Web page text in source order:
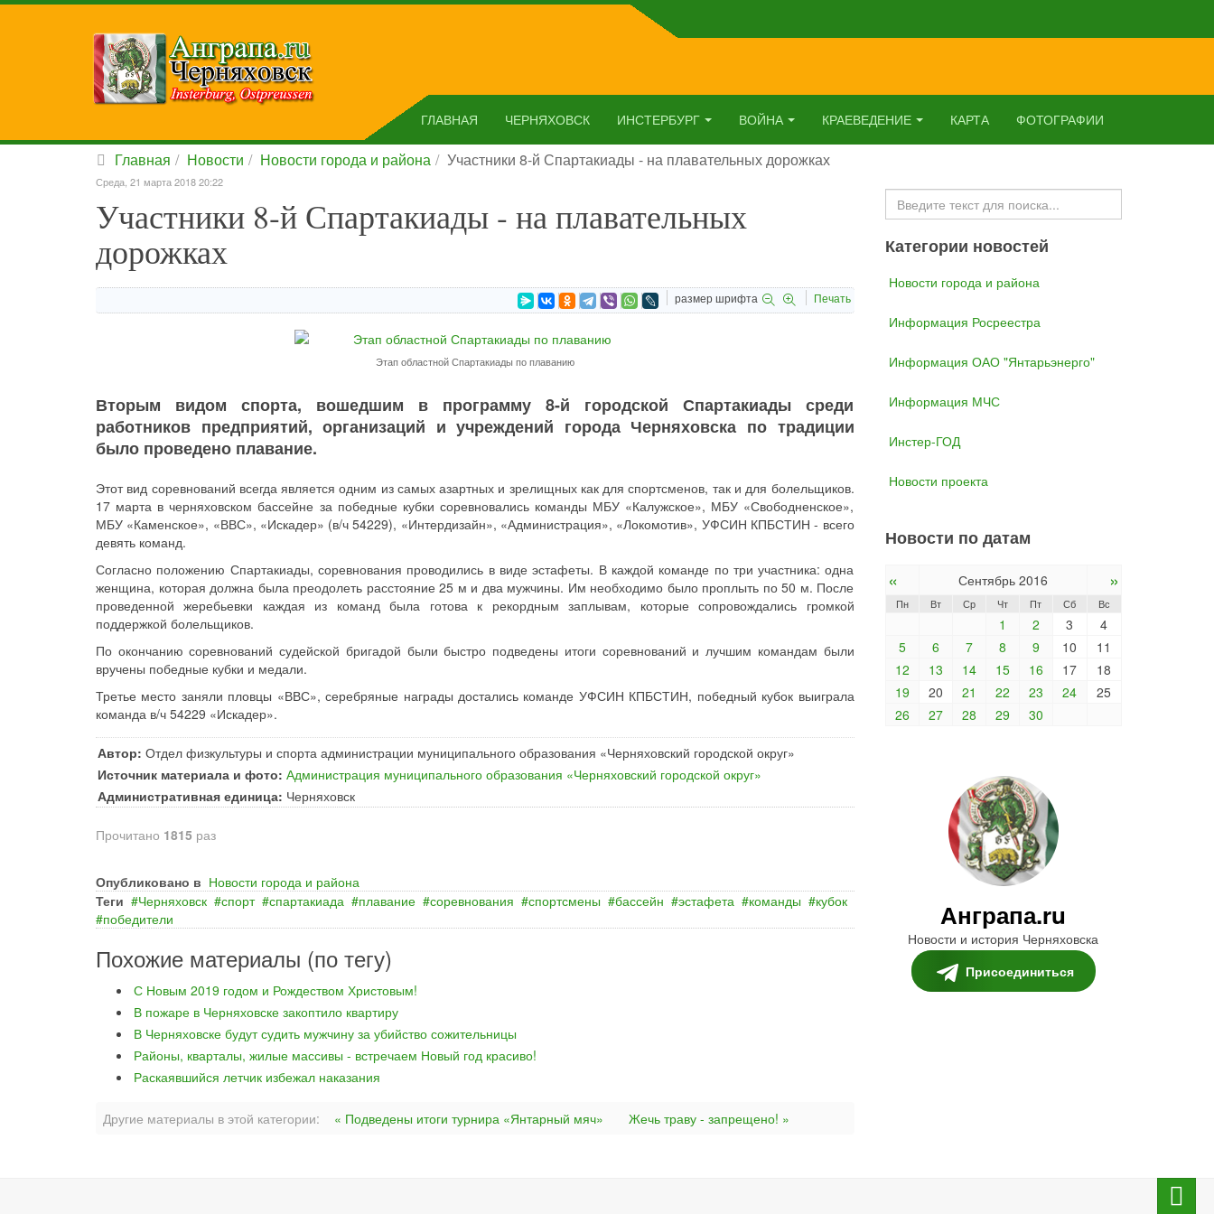
ГЛАВНАЯ ЧЕРНЯХОВСК ИНСТЕРБУРГ ВОЙНА КРАЕВЕДЕНИЕ КАРТА ФОТОГРАФИИ
Главная Новости Новости города и района Участники 8-й Спартакиады - на плавательных дорожках
Среда, 21 марта 2018 20:22
Участники 8-й Спартакиады - на плавательных
дорожках
размер шрифта Печать
Этап областной Спартакиады по плаванию
Вторым видом спорта, вошедшим в программу 8-й городской Спартакиады среди
работников предприятий, организаций и учреждений города Черняховска по традиции
было проведено плавание.
Этот вид соревнований всегда является одним из самых азартных и зрелищных как для спортсменов, так и для болельщиков.
17 марта в черняховском бассейне за победные кубки соревновались команды МБУ «Калужское», МБУ «Свободненское»,
МБУ «Каменское», «ВВС», «Искадер» (в/ч 54229), «Интердизайн», «Администрация», «Локомотив», УФСИН КПБСТИН - всего
девять команд.
Согласно положению Спартакиады, соревнования проводились в виде эстафеты. В каждой команде по три участника: одна
женщина, которая должна была преодолеть расстояние 25 м и два мужчины. Им необходимо было проплыть по 50 м. После
проведенной жеребьевки каждая из команд была готова к рекордным заплывам, которые сопровождались громкой
поддержкой болельщиков.
По окончанию соревнований судейской бригадой были быстро подведены итоги соревнований и лучшим командам были
вручены победные кубки и медали.
Третье место заняли пловцы «ВВС», серебряные награды достались команде УФСИН КПБСТИН, победный кубок выиграла
команда в/ч 54229 «Искадер».
Автор: Отдел физкультуры и спорта администрации муниципального образования «Черняховский городской округ»
Источник материала и фото: Администрация муниципального образования «Черняховский городской округ»
Административная единица: Черняховск
Прочитано 1815 раз
Опубликовано в Новости города и района
Теги
Черняховск спорт спартакиада плавание соревнования спортсмены бассейн эстафета команды
кубок
победители
Похожие материалы (по тегу)
С Новым 2019 годом и Рождеством Христовым!
В пожаре в Черняховске закоптило квартиру
В Черняховске будут судить мужчину за убийство сожительницы
Районы, кварталы, жилые массивы - встречаем Новый год красиво!
Раскаявшийся летчик избежал наказания
Другие материалы в этой категории: « Подведены итоги турнира «Янтарный мяч» Жечь траву - запрещено! »
Искать...
Категории новостей
Новости города и района
Информация Росреестра
Информация ОАО "Янтарьэнерго"
Информация МЧС
Инстер-ГОД
Новости проекта
Новости по датам
« Сентябрь 2016 »
Пн Вт Ср Чт Пт Сб Вс
1 2 3
4
5
6 7 8 9 10
11
12
13 14 15 16 17
18
19
20 21 22 23 24
25
26
27 28 29 30
Анграпа.ru
Новости и история Черняховска
Присоединиться